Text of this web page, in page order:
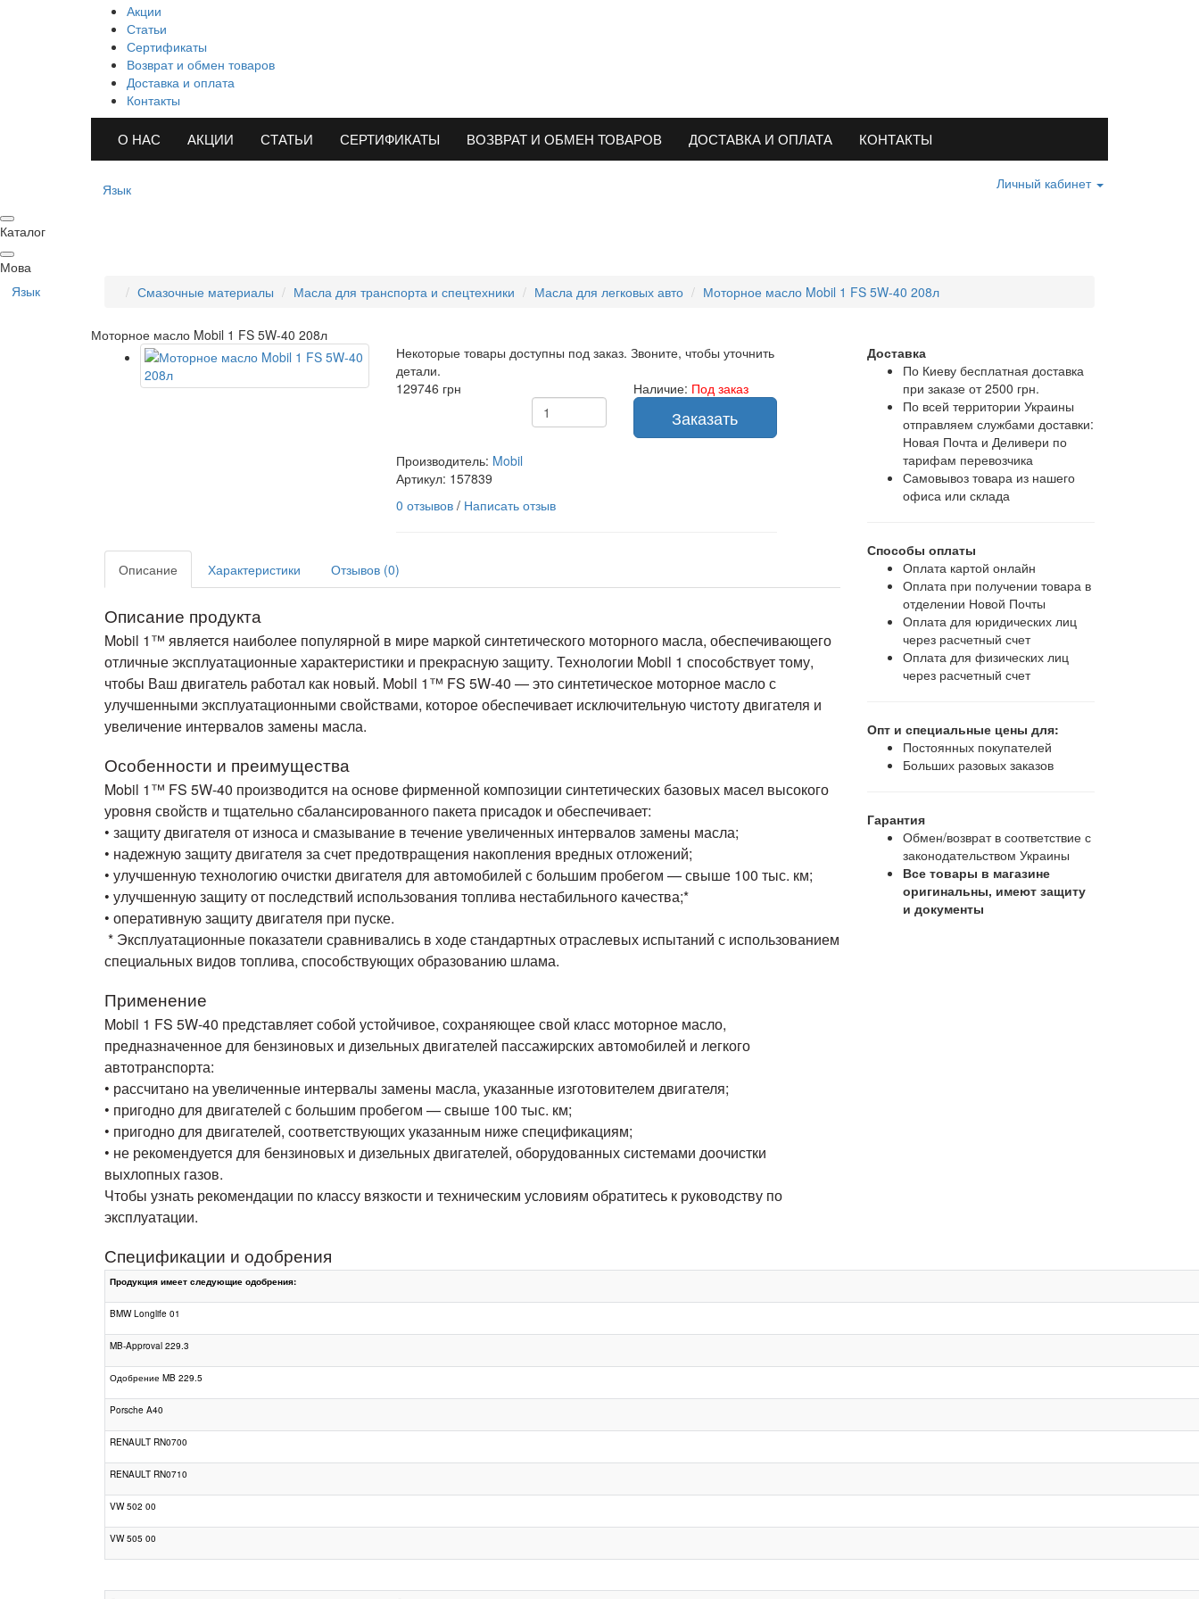
Акции
Статьи
Сертификаты
Возврат и обмен товаров
Доставка и оплата
Контакты
О НАС АКЦИИ СТАТЬИ СЕРТИФИКАТЫ ВОЗВРАТ И ОБМЕН ТОВАРОВ ДОСТАВКА И ОПЛАТА КОНТАКТЫ
Язык Личный кабинет
Каталог
Мова
Язык
Смазочные материалы Масла для транспорта и спецтехники Масла для легковых авто Моторное масло Mobil 1 FS 5W-40 208л
Моторное масло Mobil 1 FS 5W-40 208л
Некоторые товары доступны под заказ. Звоните, чтобы уточнить
детали.
129746 грн
Наличие: Под заказ
Заказать
Производитель: Mobil
Артикул: 157839
0 отзывов/ Написать отзыв
Описание Характеристики Отзывов (0)
Описание продукта
Mobil 1™ является наиболее популярной в мире маркой синтетического моторного масла, обеспечивающего
отличные эксплуатационные характеристики и прекрасную защиту. Технологии Mobil 1 способствует тому,
чтобы Ваш двигатель работал как новый. Mobil 1™ FS 5W-40 — это синтетическое моторное масло с
улучшенными эксплуатационными свойствами, которое обеспечивает исключительную чистоту двигателя и
увеличение интервалов замены масла.
Особенности и преимущества
Mobil 1™ FS 5W-40 производится на основе фирменной композиции синтетических базовых масел высокого
уровня свойств и тщательно сбалансированного пакета присадок и обеспечивает:
• защиту двигателя от износа и смазывание в течение увеличенных интервалов замены масла;
• надежную защиту двигателя за счет предотвращения накопления вредных отложений;
• улучшенную технологию очистки двигателя для автомобилей с большим пробегом — свыше 100 тыс. км;
• улучшенную защиту от последствий использования топлива нестабильного качества;*
• оперативную защиту двигателя при пуске.
* Эксплуатационные показатели сравнивались в ходе стандартных отраслевых испытаний с использованием
специальных видов топлива, способствующих образованию шлама.
Применение
Mobil 1 FS 5W-40 представляет собой устойчивое, сохраняющее свой класс моторное масло,
предназначенное для бензиновых и дизельных двигателей пассажирских автомобилей и легкого
автотранспорта:
• рассчитано на увеличенные интервалы замены масла, указанные изготовителем двигателя;
• пригодно для двигателей с большим пробегом — свыше 100 тыс. км;
• пригодно для двигателей, соответствующих указанным ниже спецификациям;
• не рекомендуется для бензиновых и дизельных двигателей, оборудованных системами доочистки
выхлопных газов.
Чтобы узнать рекомендации по классу вязкости и техническим условиям обратитесь к руководству по
эксплуатации.
Спецификации и одобрения
Продукция имеет следующие одобрения:
BMW Longlife 01
MB-Approval 229.3
Одобрение MB 229.5
Porsche A40
RENAULT RN0700
RENAULT RN0710
VW 502 00
VW 505 00
Доставка
По Киеву бесплатная доставка
при заказе от 2500 грн.
По всей территории Украины
отправляем службами доставки:
Новая Почта и Деливери по
тарифам перевозчика
Самовывоз товара из нашего
офиса или склада
Способы оплаты
Оплата картой онлайн
Оплата при получении товара в
отделении Новой Почты
Оплата для юридических лиц
через расчетный счет
Оплата для физических лиц
через расчетный счет
Опт и специальные цены для:
Постоянных покупателей
Больших разовых заказов
Гарантия
Обмен/возврат в соответствие с
законодательством Украины
Все товары в магазине
оригинальны, имеют защиту
и документы